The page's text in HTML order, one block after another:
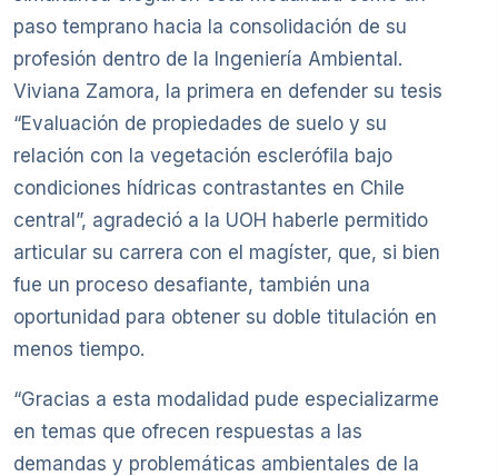
paso temprano hacia la consolidación de su
profesión dentro de la Ingeniería Ambiental.
Viviana Zamora, la primera en defender su tesis
“Evaluación de propiedades de suelo y su
relación con la vegetación esclerófila bajo
condiciones hídricas contrastantes en Chile
central”, agradeció a la UOH haberle permitido
articular su carrera con el magíster, que, si bien
fue un proceso desafiante, también una
oportunidad para obtener su doble titulación en
menos tiempo.
“Gracias a esta modalidad pude especializarme
en temas que ofrecen respuestas a las
demandas y problemáticas ambientales de la